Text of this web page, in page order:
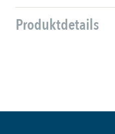
Produktdetails